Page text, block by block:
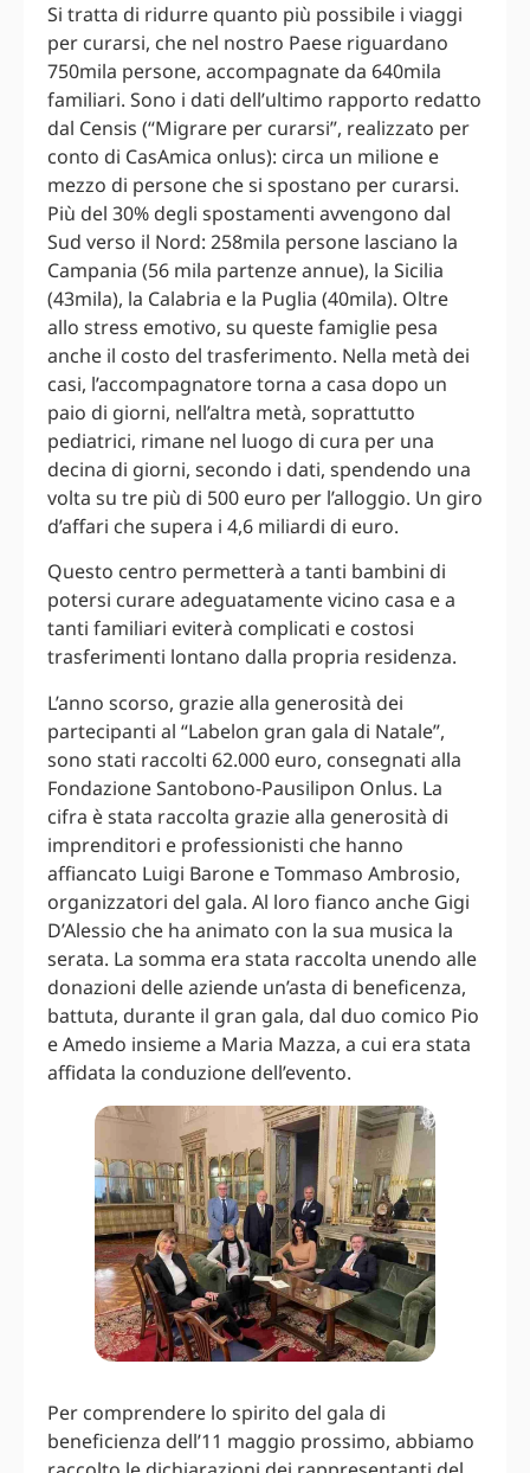
Si tratta di ridurre quanto più possibile i viaggi
per curarsi, che nel nostro Paese riguardano
750mila persone, accompagnate da 640mila
familiari. Sono i dati dell’ultimo rapporto redatto
dal Censis (“Migrare per curarsi”, realizzato per
conto di CasAmica onlus): circa un milione e
mezzo di persone che si spostano per curarsi.
Più del 30% degli spostamenti avvengono dal
Sud verso il Nord: 258mila persone lasciano la
Campania (56 mila partenze annue), la Sicilia
(43mila), la Calabria e la Puglia (40mila). Oltre
allo stress emotivo, su queste famiglie pesa
anche il costo del trasferimento. Nella metà dei
casi, l’accompagnatore torna a casa dopo un
paio di giorni, nell’altra metà, soprattutto
pediatrici, rimane nel luogo di cura per una
decina di giorni, secondo i dati, spendendo una
volta su tre più di 500 euro per l’alloggio. Un giro
d’affari che supera i 4,6 miliardi di euro.
Questo centro permetterà a tanti bambini di
potersi curare adeguatamente vicino casa e a
tanti familiari eviterà complicati e costosi
trasferimenti lontano dalla propria residenza.
L’anno scorso, grazie alla generosità dei
partecipanti al “Labelon gran gala di Natale”,
sono stati raccolti 62.000 euro, consegnati alla
Fondazione Santobono-Pausilipon Onlus. La
cifra è stata raccolta grazie alla generosità di
imprenditori e professionisti che hanno
affiancato Luigi Barone e Tommaso Ambrosio,
organizzatori del gala. Al loro fianco anche Gigi
D’Alessio che ha animato con la sua musica la
serata. La somma era stata raccolta unendo alle
donazioni delle aziende un’asta di beneficenza,
battuta, durante il gran gala, dal duo comico Pio
e Amedo insieme a Maria Mazza, a cui era stata
affidata la conduzione dell’evento.
Per comprendere lo spirito del gala di
beneficienza dell’11 maggio prossimo, abbiamo